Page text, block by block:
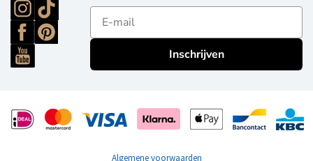
E-mailadres
Inschrijven
Algemene voorwaarden